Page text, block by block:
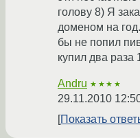
голову 8) Я
доменом на
бы не попил
купил два раза
Andru ★★★★
29.11.2010
Показать